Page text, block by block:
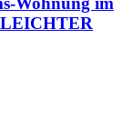
LEICHTER